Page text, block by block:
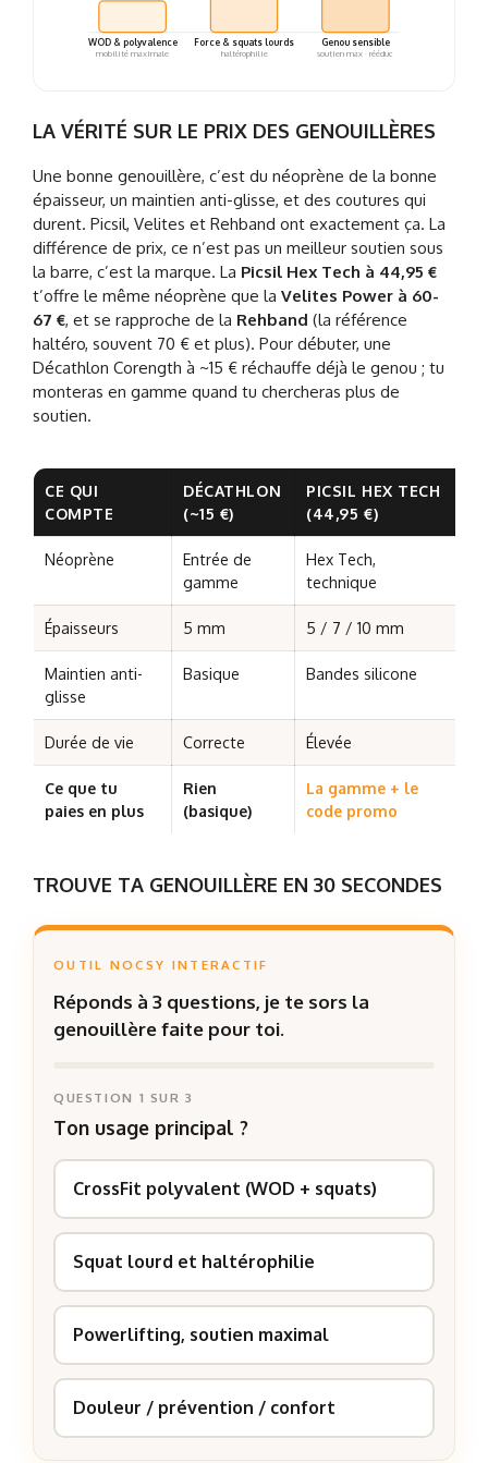
WOD & polyvalence
mobilité maximale
Force & squats lourds
haltérophilie
Genou sensible
soutien max · rééduc
LA VÉRITÉ SUR LE PRIX DES GENOUILLÈRES
Une bonne genouillère, c’est du néoprène de la bonne
épaisseur, un maintien anti-glisse, et des coutures qui
durent. Picsil, Velites et Rehband ont exactement ça. La
différence de prix, ce n’est pas un meilleur soutien sous
la barre, c’est la marque. La Picsil Hex Tech à 44,95 €
t’offre le même néoprène que la Velites Power à 60-
67 €, et se rapproche de la Rehband (la référence
haltéro, souvent 70 € et plus). Pour débuter, une
Décathlon Corength à ~15 € réchauffe déjà le genou ; tu
monteras en gamme quand tu chercheras plus de
soutien.
CE QUI
COMPTE
DÉCATHLON
(~15 €)
PICSIL HEX TECH
(44,95 €)
Néoprène
Entrée de
gamme
Hex Tech,
technique
Épaisseurs 5 mm 5 / 7 / 10 mm
Maintien anti-
glisse
Basique Bandes silicone
Durée de vie Correcte Élevée
Ce que tu
paies en plus
Rien
(basique)
La gamme + le
code promo
TROUVE TA GENOUILLÈRE EN 30 SECONDES
OUTIL NOCSY INTERACTIF
Réponds à 3 questions, je te sors la
genouillère faite pour toi.
QUESTION 1 SUR 3
Ton usage principal ?
CrossFit polyvalent (WOD + squats)
Squat lourd et haltérophilie
Powerlifting, soutien maximal
Douleur / prévention / confort